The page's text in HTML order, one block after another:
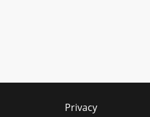
Privacy